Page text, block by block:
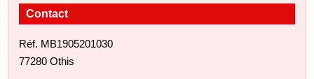
Contact
Réf. MB1905201030
77280 Othis